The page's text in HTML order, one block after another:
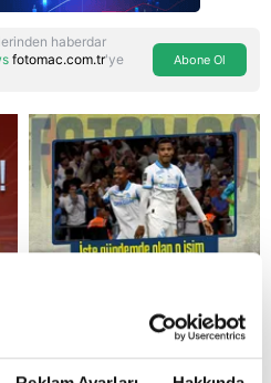
haberdar
fotomac.com.tr'ye
Abone Ol